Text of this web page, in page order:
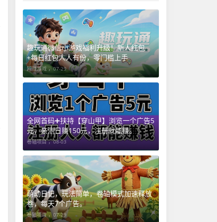
趣玩通微信小游戏福利升级！新人红包
+每日红包人人有份，零门槛上手
网赚游戏 ，07-29
全网首码➕扶持【穿山甲】浏览一个广告5
元，亲测日赚150元，注册就能赚。
卷轴项目 ，08-03
萌动日记，玩法简单，卷轴模式加速释放
卷，每天7个广告。
卷轴项目 ，07-29